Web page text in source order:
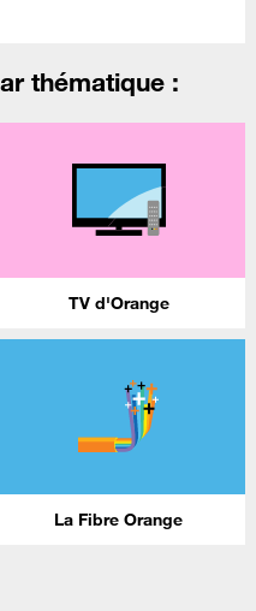
thématique :
TV d'Orange
La Fibre Orange